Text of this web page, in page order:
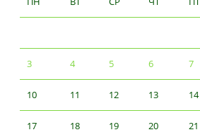
3 4 5 6 7
10 11 12 13 14
17 18 19 20 21